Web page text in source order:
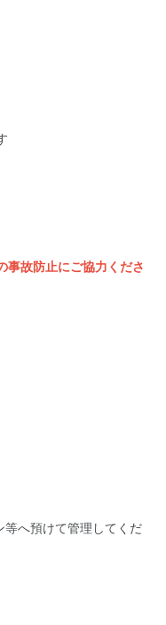
事故防止にご協力くださ
へ預けて管理してくだ